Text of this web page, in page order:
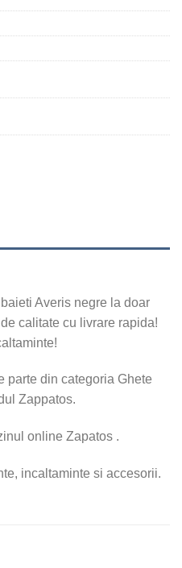
Averis negre la doar
calitate cu livrare rapida!
parte din categoria Ghete
Zappatos.
online Zapatos .
incaltaminte si accesorii.